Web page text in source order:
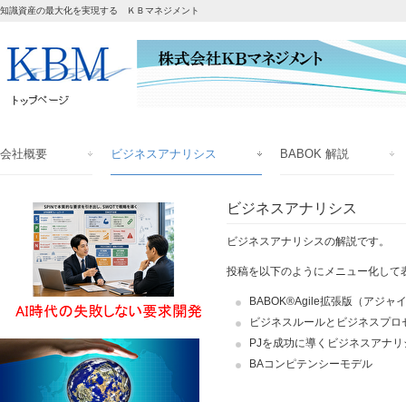
知識資産の最大化を実現する ＫＢマネジメント
会社概要 ビジネスアナリシス BABOK 解説
ビジネスアナリシス
ビジネスアナリシスの解説です。
投稿を以下のようにメニュー化して
BABOK®Agile拡張版（アジャ
ビジネスルールとビジネスプロ
PJを成功に導くビジネスアナリ
BAコンピテンシーモデル